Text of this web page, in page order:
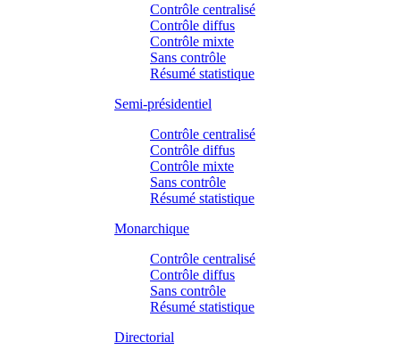
Contrôle centralisé
Contrôle diffus
Contrôle mixte
Sans contrôle
Résumé statistique
Semi-présidentiel
Contrôle centralisé
Contrôle diffus
Contrôle mixte
Sans contrôle
Résumé statistique
Monarchique
Contrôle centralisé
Contrôle diffus
Sans contrôle
Résumé statistique
Directorial